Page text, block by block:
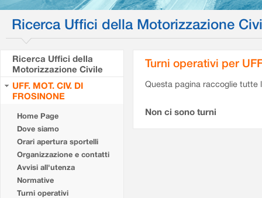
Ricerca Uffici della Motorizzazione
Ricerca Uffici della
Motorizzazione Civile
UFF. MOT. CIV. DI
FROSINONE
Home Page
Dove siamo
Orari apertura sportelli
Organizzazione e contatti
Avvisi all'utenza
Normative
Turni operativi
Turni operativi per
Questa pagina raccoglie tutte
Non ci sono turni